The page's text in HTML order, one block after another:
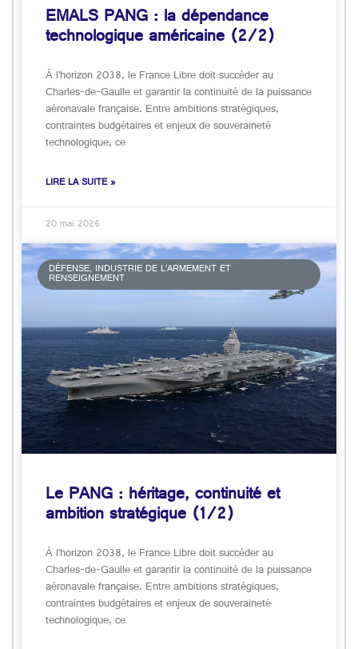
EMALS PANG : la dépendance
technologique américaine (2/2)
À l’horizon 2038, le France Libre doit succéder au
Charles-de-Gaulle et garantir la continuité de la puissance
aéronavale française. Entre ambitions stratégiques,
contraintes budgétaires et enjeux de souveraineté
technologique, ce
LIRE LA SUITE »
20 mai 2026
DÉFENSE, INDUSTRIE DE L’ARMEMENT ET
RENSEIGNEMENT
Le PANG : héritage, continuité et
ambition stratégique (1/2)
À l’horizon 2038, le France Libre doit succéder au
Charles-de-Gaulle et garantir la continuité de la puissance
aéronavale française. Entre ambitions stratégiques,
contraintes budgétaires et enjeux de souveraineté
technologique, ce